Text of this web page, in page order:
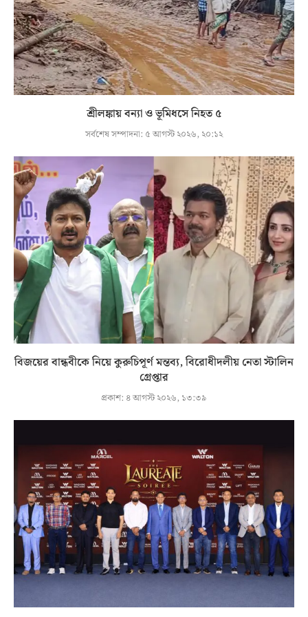
শ্রীলঙ্কায় বন্যা ও ভূমিধসে নিহত ৫
সর্বশেষ সম্পাদনা: ৫ আগস্ট ২০২৬, ২০:১২
বিজয়ের বান্ধবীকে নিয়ে কুরুচিপূর্ণ মন্তব্য, বিরোধীদলীয় নেতা স্টালিন
গ্রেপ্তার
প্রকাশ: ৪ আগস্ট ২০২৬, ১৩:৩৯